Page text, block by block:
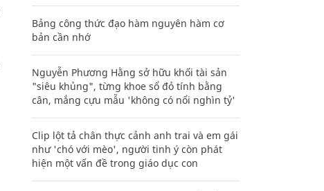
Bảng công thức đạo hàm nguyên hàm cơ
bản cần nhớ
Nguyễn Phương Hằng sở hữu khối tài sản
"siêu khủng", từng khoe sổ đỏ tính bằng
cân, mắng cựu mẫu 'không có nổi nghìn tỷ'
Clip lột tả chân thực cảnh anh trai và em gái
như 'chó với mèo', người tinh ý còn phát
hiện một vấn đề trong giáo dục con